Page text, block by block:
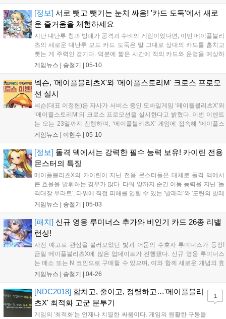
[정보] 서로 뺏고 뺏기는 눈치 싸움! '카드 도둑'에서 새로
운 즐거움을 체험하세요
지난 대난투 창과 방패가 공격과 수비의 게임이었다면, 이번 메이플블리
츠의 새로운 대난투 모드 카드 도둑은 말 그대로 상대의 카드를 훔치고
뺏는 게 주력인 경기다. 덕분에 짧은 시간에 적의 카드와 운영을 예상하
는 빠른 판단력과 한 발 앞선 경기 운영 능...
게임뉴스 | 송철기 05-10
넥슨, '메이플블리츠X'와 '메이플스토리M' 크로스 프로모
션 실시
넥슨(대표 이정헌)은 자사가 서비스 중인 모바일게임 ‘메이플블리츠X’와
‘메이플스토리M’의 크로스 프로모션을 실시한다고 밝혔다. 이번 이벤트
는 오는 23일까지 진행하며, ‘메이플블리츠X’ 게임에 접속해 ‘메이플스
토리M 퀘스트’ 3종을...
게임뉴스 | 이현수 05-10
[정보] 돌격 덱에서는 강력한 필수 능력 보유! 카이린 전용
몬스터의 특징
메이플블리츠X의 카이린이 지닌 전용 몬스터들은 대체로 돌격 덱에서
큰 효율을 발휘하는 경우가 많다. 타워 앞까지 순간 이동 능력을 지닌 '돌
격대장 무라트', 타워에 직접 피해를 입힐 수 있는 '발레리'와 '도탄의 발레
리' 등 다수의 몬스터는 돌격 덱에...
게임뉴스 | 송철기 05-03
[패치] 신규 영웅 루미너스 추가와 비인기 카드 26종 리밸
런싱!
사전 예고로 관심을 불러모았던 빛과 어둠의 수호자 루미너스가 등장!
금일 메이플블리츠X에 많은 업데이트가 진행됐다. 신규 영웅 루미너스
는 메소 또는 N 코인으로 구매할 수 있으며, 이와 함께 새로운 개념의 효
과가 포함된 루미너스 전용 카드들이 눈을 사...
게임뉴스 | 송철기 04-26
[NDC2018] 합치고, 줄이고, 정렬하고…'메이플블리
츠X' 최적화 고군 분투기
게임의 '최적화'는 언제나 치열한 싸움이다. 게임의 원활한 구동을
1